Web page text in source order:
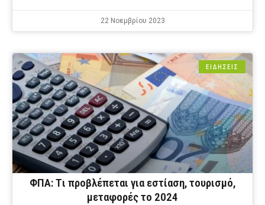
22 Νοεμβρίου 2023
ΕΙΔΗΣΕΙΣ
ΦΠΑ: Tι προβλέπεται για εστίαση, τουρισμό,
μεταφορές το 2024